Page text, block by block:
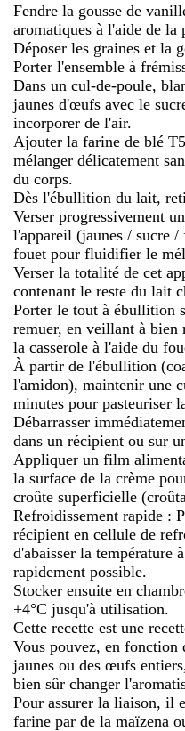
Fendre la gousse de
aromatiques à l'aide de la
Déposer les graines et la
Porter l'ensemble à
Dans un cul-de-poule,
jaunes d'œufs avec le
incorporer de l'air.
Ajouter la farine de blé
mélanger délicatement
du corps.
Dès l'ébullition du lait,
Verser progressivement
l'appareil (jaunes / sucre
fouet pour fluidifier le
Verser la totalité de cet
contenant le reste du lait
Porter le tout à ébullition
remuer, en veillant à bien
la casserole à l'aide du
À partir de l'ébullition
l'amidon), maintenir une
minutes pour pasteuriser
Débarrasser
dans un récipient ou sur
Appliquer un film
la surface de la crème
croûte superficielle
Refroidissement rapide :
récipient en cellule de
d'abaisser la température
rapidement possible.
Stocker ensuite en
+4°C jusqu'à utilisation.
Cette recette est une
Vous pouvez, en
jaunes ou des œufs
bien sûr changer
Pour assurer la liaison, il
farine par de la maïzena